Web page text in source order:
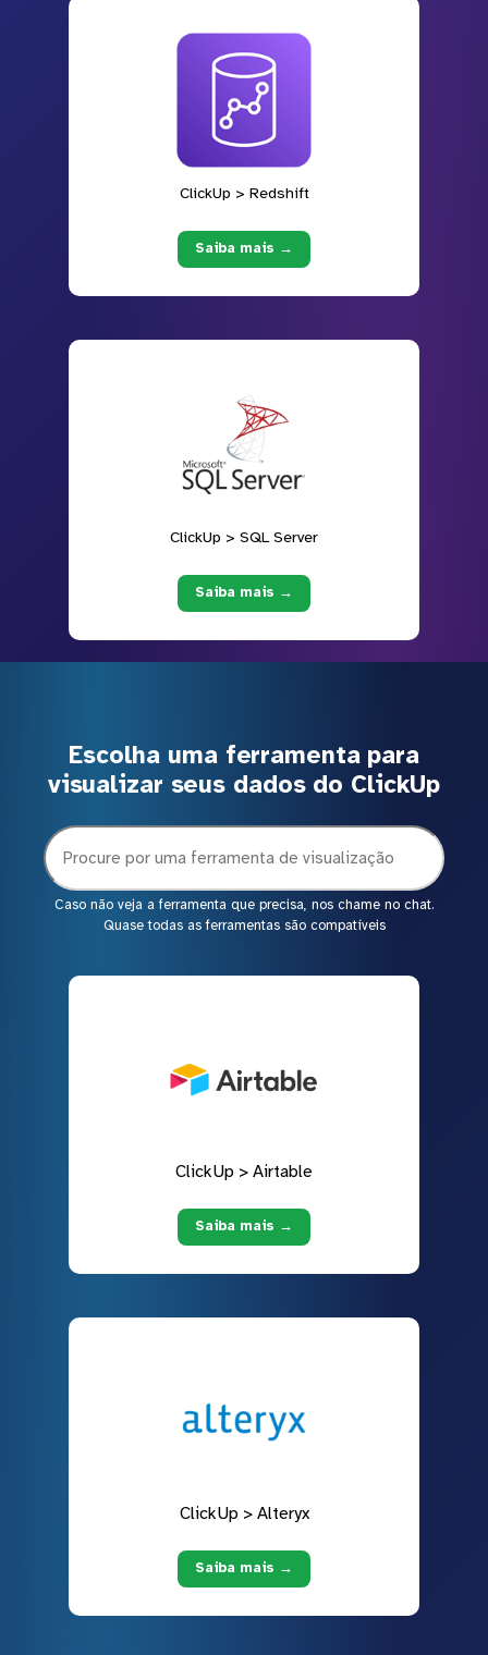
ClickUp > Redshift
Saiba mais →
ClickUp > SQL Server
Saiba mais →
Escolha uma ferramenta para
visualizar seus dados do ClickUp
Caso não veja a ferramenta que precisa, nos chame no chat.
Quase todas as ferramentas são compatíveis
ClickUp > Airtable
Saiba mais →
ClickUp > Alteryx
Saiba mais →